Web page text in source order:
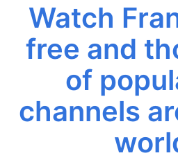
Watch
free and
of
channels